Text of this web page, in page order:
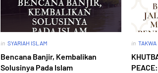
in SYARIAH ISLAM
Bencana Banjir, Kembalikan
Solusinya Pada Islam
in TAKWA